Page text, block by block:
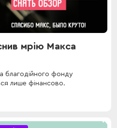
мрію Макса
благодійного фонду
лише фінансово.